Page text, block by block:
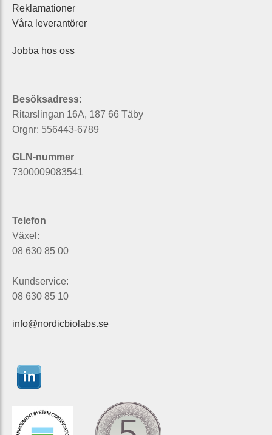
Reklamationer
Våra leverantörer
Jobba hos oss
Besöksadress:
Ritarslingan 16A, 187 66 Täby
Orgnr: 556443-6789
GLN-nummer
7300009083541
Telefon
Växel:
08 630 85 00
Kundservice:
08 630 85 10
info@nordicbiolabs.se